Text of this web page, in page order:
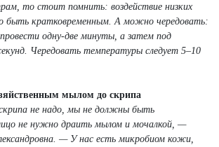
то стоит помнить: воздействие низких
быть кратковременным. А можно чередовать:
одну-две минуты, а затем под
Чередовать температуры следует 5–10
мылом до скрипа
не надо, мы не должны быть
не нужно драить мылом и мочалкой, —
— У нас есть микробиом кожи,